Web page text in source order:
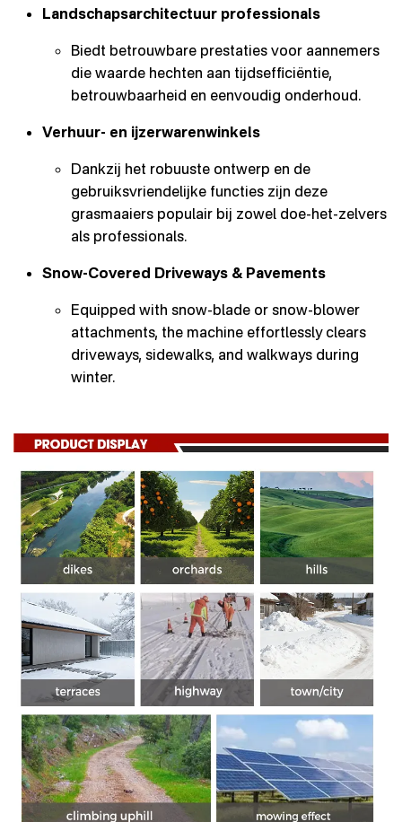
Landschapsarchitectuur professionals
Biedt betrouwbare prestaties voor aannemers
die waarde hechten aan tijdsefficiëntie,
betrouwbaarheid en eenvoudig onderhoud.
Verhuur- en ijzerwarenwinkels
Dankzij het robuuste ontwerp en de
gebruiksvriendelijke functies zijn deze
grasmaaiers populair bij zowel doe-het-zelvers
als professionals.
Snow-Covered Driveways & Pavements
Equipped with snow-blade or snow-blower
attachments, the machine effortlessly clears
driveways, sidewalks, and walkways during
winter.